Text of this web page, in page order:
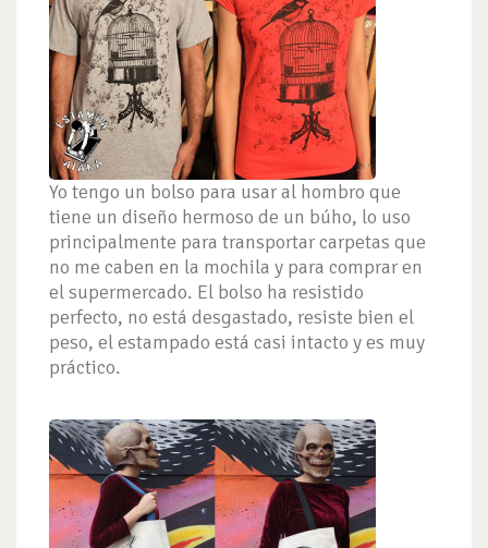
Yo tengo un bolso para usar al hombro que
tiene un diseño hermoso de un búho, lo uso
principalmente para transportar carpetas que
no me caben en la mochila y para comprar en
el supermercado. El bolso ha resistido
perfecto, no está desgastado, resiste bien el
peso, el estampado está casi intacto y es muy
práctico.